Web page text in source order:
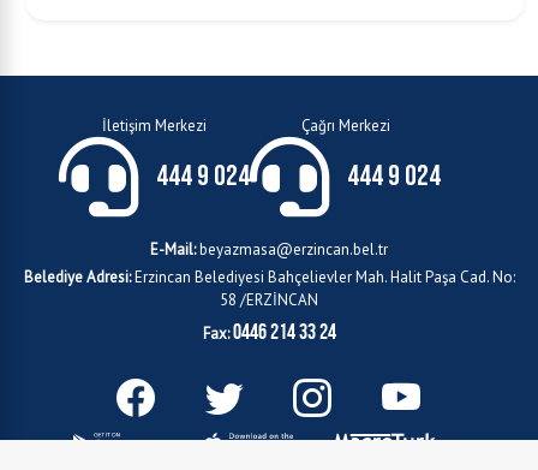
İletişim Merkezi
444 9 024
Çağrı Merkezi
444 9 024
E-Mail:beyazmasa@erzincan.bel.tr
Belediye Adresi:Erzincan Belediyesi Bahçelievler Mah. Halit Paşa Cad. No:
58 /ERZİNCAN
Fax:0446 214 33 24